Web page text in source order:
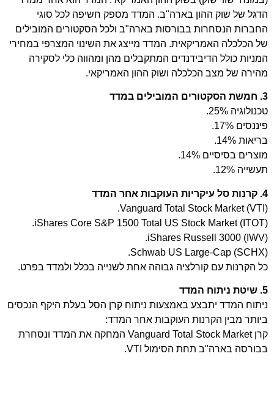
הדגל של שוק ההון בארה"ב. המדד מספק חשיפה לכל סוגי
החברות הנסחרות בבורסות בארה"ב ולכל הסקטורים המובילים
של הכלכלה האמריקאית. המדד מייצג את השינוי המצרפי במחירי
המניות כולל הדיבידנדים המתקבלים מהן ומהווה כלי לסקירה
מהירה של מצב הכלכלה ושוק ההון האמריקאי.
3. חמשת הסקטורים המובילים במדד
טכנולוגיה 25%.
פיננסים 17%.
בריאות 14%.
מוצרים בסיסיים 14%.
תעשייה 12%.
4. קרנות סל עיקריות העוקבות אחר המדד
Vanguard Total Stock Market (VTI).
iShares Core S&P 1500 Total US Stock Market (ITOT).
iShares Russell 3000 (IWV).
Schwab US Large-Cap (SCHX).
כל הקרנות עם קורלציה גבוהה אחת לשנייה בכלל ולמדד בפרט.
5. שיטת ניתוח המדד
ניתוח המדד יתבצע באמצעות ניתוח קרן הסל בעלת היקף הנכסים
ביותר מבין הקרנות העוקבות אחר המדד:
קרן Vanguard Total Stock Market המחקה את המדד ונסחרת
בבורסה בארה"ב תחת הסימול VTI.